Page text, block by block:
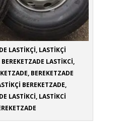
LASTİKÇİ, LASTİKÇİ
LASTİKCİ,
BEREKETZADE
BEREKETZADE,
LASTİKCİ, LASTİKCİ